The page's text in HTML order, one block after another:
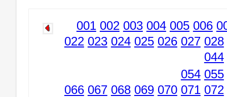
001 002 003 004 005 006
022 023 024 025 026 027 028
044
054 055
066 067 068 069 070 071 072